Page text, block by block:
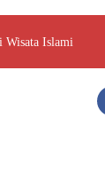
Wisata Islami